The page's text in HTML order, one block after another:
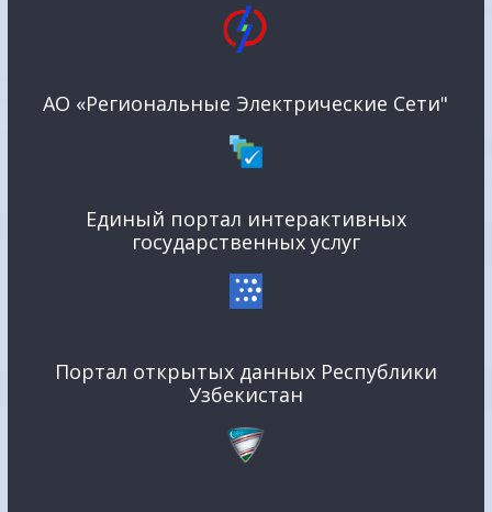
АО «Региональные Электрические Сети"
Единый портал интерактивных
государственных услуг
Портал открытых данных Республики
Узбекистан